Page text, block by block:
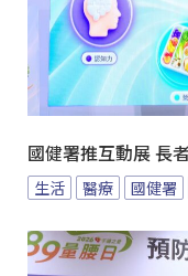
國健署推互動展 長
生活 醫療 國健署